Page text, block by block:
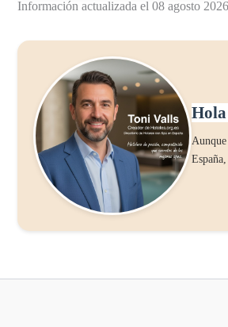
Información actualizada el 08 agosto 2026
Hola